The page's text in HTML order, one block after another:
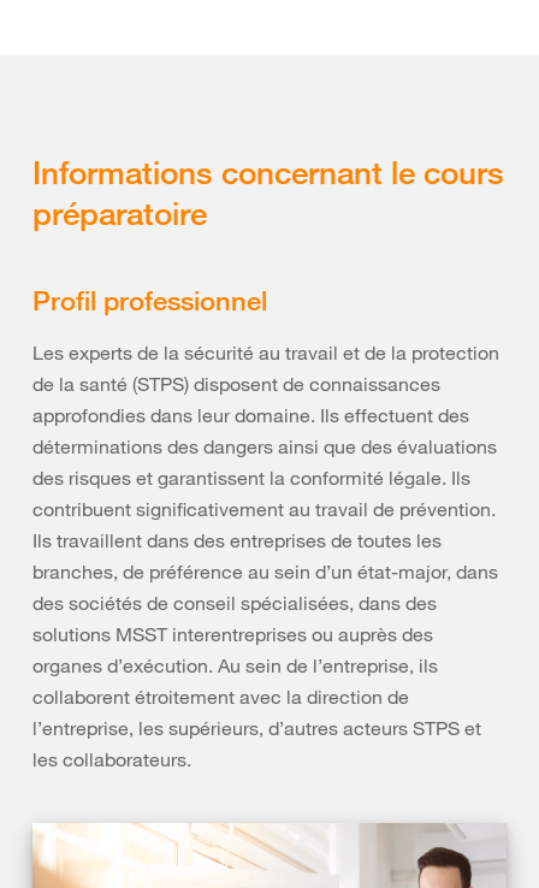
Informations concernant le cours
préparatoire
Profil professionnel
Les experts de la sécurité au travail et de la protection
de la santé (STPS) disposent de connaissances
approfondies dans leur domaine. Ils effectuent des
déterminations des dangers ainsi que des évaluations
des risques et garantissent la conformité légale. Ils
contribuent significativement au travail de prévention.
Ils travaillent dans des entreprises de toutes les
branches, de préférence au sein d’un état-major, dans
des sociétés de conseil spécialisées, dans des
solutions MSST interentreprises ou auprès des
organes d’exécution. Au sein de l’entreprise, ils
collaborent étroitement avec la direction de
l’entreprise, les supérieurs, d’autres acteurs STPS et
les collaborateurs.